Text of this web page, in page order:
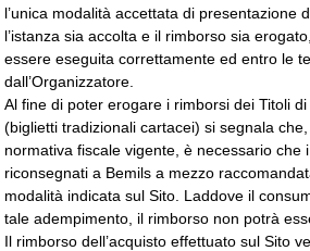
l’unica modalità accettata di presentazione
l’istanza sia accolta e il rimborso sia
essere eseguita correttamente ed entro le
dall’Organizzatore.
Al fine di poter erogare i rimborsi dei Titoli
(biglietti tradizionali cartacei) si segnala
normativa fiscale vigente, è necessario che
riconsegnati a Bemils a mezzo
modalità indicata sul Sito. Laddove il
tale adempimento, il rimborso non potrà
Il rimborso dell’acquisto effettuato sul Sito